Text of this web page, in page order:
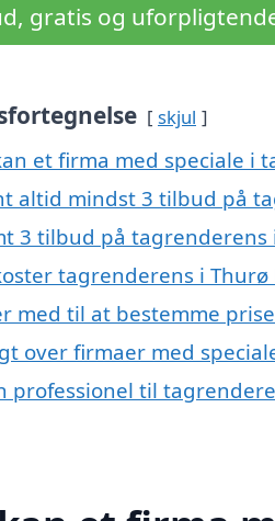
gratis og
skjul
et firma med speciale i
altid mindst 3 tilbud på
3 tilbud på
tagrenderens i Thurø
med til at bestemme
over firmaer med
professionel til